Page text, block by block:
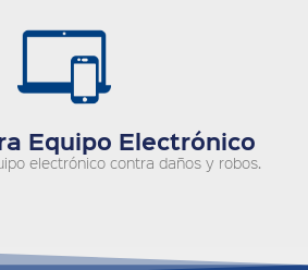
Equipo Electrónico
electrónico contra daños y robos.